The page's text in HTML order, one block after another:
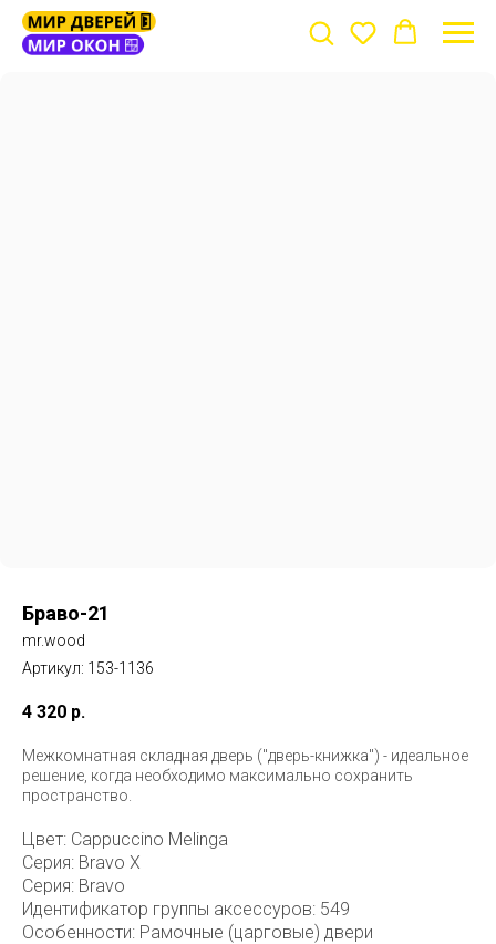
Браво-21
mr.wood
Артикул: 153-1136
4 320 р.
Межкомнатная складная дверь ("дверь-книжка") - идеальное
решение, когда необходимо максимально сохранить
пространство.
Цвет: Cappuccino Melinga
Серия: Bravo X
Серия: Bravo
Идентификатор группы аксессуров: 549
Особенности: Рамочные (царговые) двери